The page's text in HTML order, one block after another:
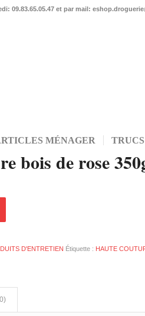
09.83.65.05.47 et par mail:
MÉNAGER
bois de rose
D'ENTRETIEN Étiquette : HAUTE